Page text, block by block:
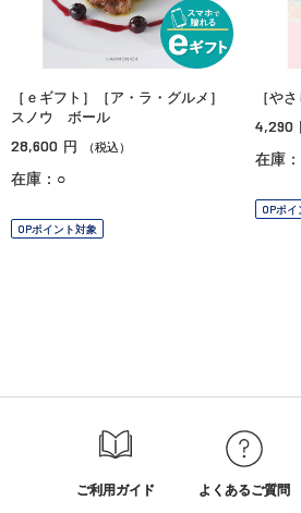
［ｅギフト］［ア・ラ・グルメ］
スノウ ボール
28,600 円 （税込）
在庫：○
OPポイント対象
［や
4,290
在庫
OPポ
ご利用ガイド よくあるご質問